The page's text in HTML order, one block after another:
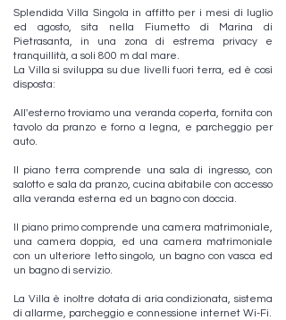
Splendida Villa Singola in affitto per i mesi di luglio
ed agosto, sita nella Fiumetto di Marina di
Pietrasanta, in una zona di estrema privacy e
tranquillità, a soli 800 m dal mare.
La Villa si sviluppa su due livelli fuori terra, ed è così
disposta:
All'esterno troviamo una veranda coperta, fornita con
tavolo da pranzo e forno a legna, e parcheggio per
auto.
Il piano terra comprende una sala di ingresso, con
salotto e sala da pranzo, cucina abitabile con accesso
alla veranda esterna ed un bagno con doccia.
Il piano primo comprende una camera matrimoniale,
una camera doppia, ed una camera matrimoniale
con un ulteriore letto singolo, un bagno con vasca ed
un bagno di servizio.
La Villa è inoltre dotata di aria condizionata, sistema
di allarme, parcheggio e connessione internet Wi-Fi.